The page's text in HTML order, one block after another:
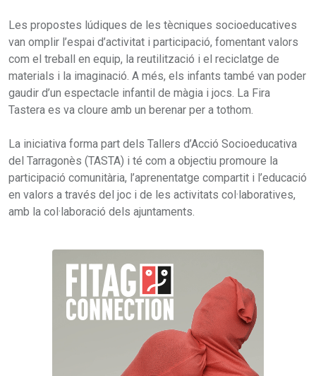
Les propostes lúdiques de les tècniques socioeducatives
van omplir l’espai d’activitat i participació, fomentant valors
com el treball en equip, la reutilització i el reciclatge de
materials i la imaginació. A més, els infants també van poder
gaudir d’un espectacle infantil de màgia i jocs. La Fira
Tastera es va cloure amb un berenar per a tothom.
La iniciativa forma part dels Tallers d’Acció Socioeducativa
del Tarragonès (TASTA) i té com a objectiu promoure la
participació comunitària, l’aprenentatge compartit i l’educació
en valors a través del joc i de les activitats col·laboratives,
amb la col·laboració dels ajuntaments.